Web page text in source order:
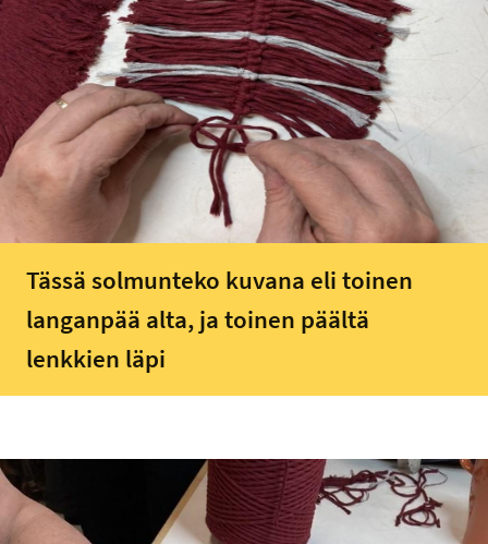
Tässä solmunteko kuvana eli toinen
langanpää alta, ja toinen päältä
lenkkien läpi